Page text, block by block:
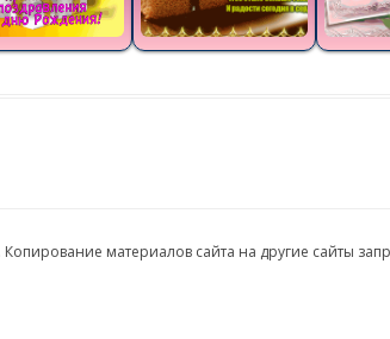
Копирование материалов сайта на другие сайты